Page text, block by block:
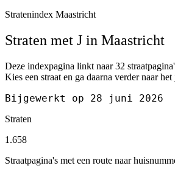
Stratenindex Maastricht
Straten met J in Maastricht
Deze indexpagina linkt naar 32
Kies een straat en ga daarna verder naar
Bijgewerkt op 28 juni 2026
Straten
1.658
Straatpagina's met een route naar